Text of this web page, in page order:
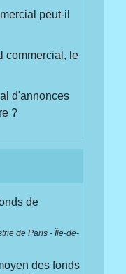
peut-il
commercial, le
d'annonces
?
de
de Paris - Île-de-
des fonds